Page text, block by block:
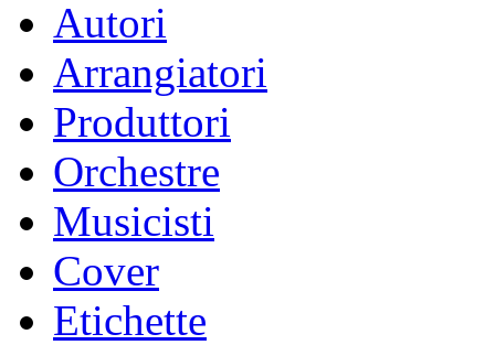
Autori
Arrangiatori
Produttori
Orchestre
Musicisti
Cover
Etichette